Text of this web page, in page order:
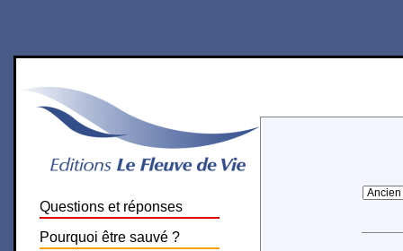
Questions et réponses
Pourquoi être sauvé ?